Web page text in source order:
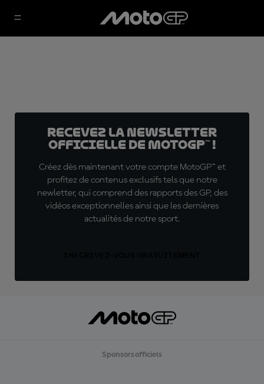
Recevez la Newsletter
officielle de MotoGP™ !
Créez dès maintenant votre compte MotoGP™ et
profitez de contenus exclusifs tels que notre
newletter, qui comprend des rapports des GP, des
vidéos exceptionnelles ainsi que les dernières
actualités de notre sport.
Sponsors officiels